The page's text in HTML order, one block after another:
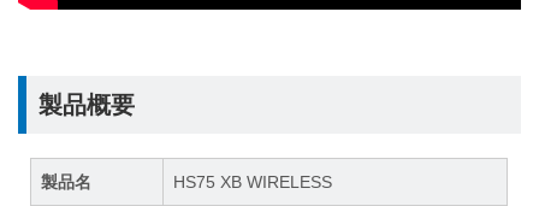
製品概要
製品名 HS75 XB WIRELESS